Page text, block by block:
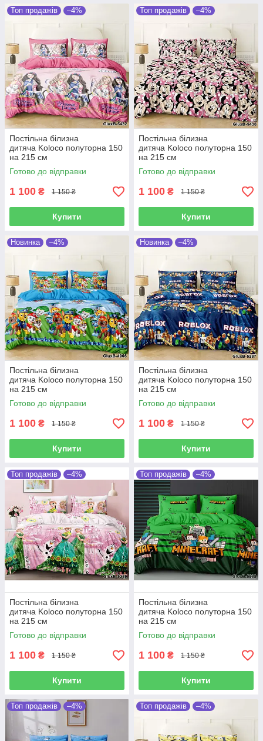
Топ продажів –4%
Постільна білизна
дитяча Koloco полуторна 150
на 215 см
Готово до відправки
1 100 ₴ 1 150 ₴
Купити
Топ продажів –4%
Постільна білизна
дитяча Koloco полуторна 150
на 215 см
Готово до відправки
1 100 ₴ 1 150 ₴
Купити
Новинка –4%
Постільна білизна
дитяча Koloco полуторна 150
на 215 см
Готово до відправки
1 100 ₴ 1 150 ₴
Купити
Новинка –4%
Постільна білизна
дитяча Koloco полуторна 150
на 215 см
Готово до відправки
1 100 ₴ 1 150 ₴
Купити
Топ продажів –4%
Постільна білизна
дитяча Koloco полуторна 150
на 215 см
Готово до відправки
1 100 ₴ 1 150 ₴
Купити
Топ продажів –4%
Постільна білизна
дитяча Koloco полуторна 150
на 215 см
Готово до відправки
1 100 ₴ 1 150 ₴
Купити
Топ продажів –4% Топ продажів –4%